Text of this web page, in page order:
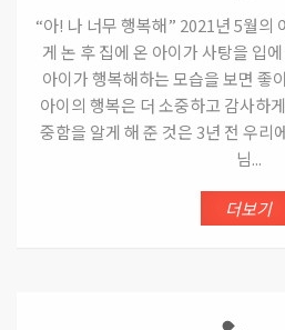
“아! 나 너무 행복해” 2021년 5월의
게 논 후 집에 온 아이가 사탕을 입
아이가 행복해하는 모습을 보면 좋
아이의 행복은 더 소중하고 감사하
중함을 알게 해 준 것은 3년 전 우리
님...
더보기